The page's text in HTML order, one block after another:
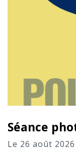
Séance
Le 26 août 2026